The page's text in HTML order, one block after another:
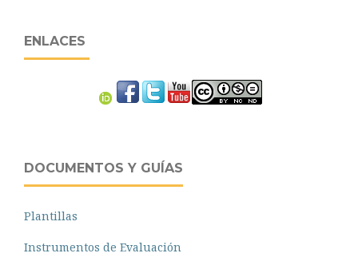
ENLACES
DOCUMENTOS Y GUÍAS
Plantillas
Instrumentos de Evaluación